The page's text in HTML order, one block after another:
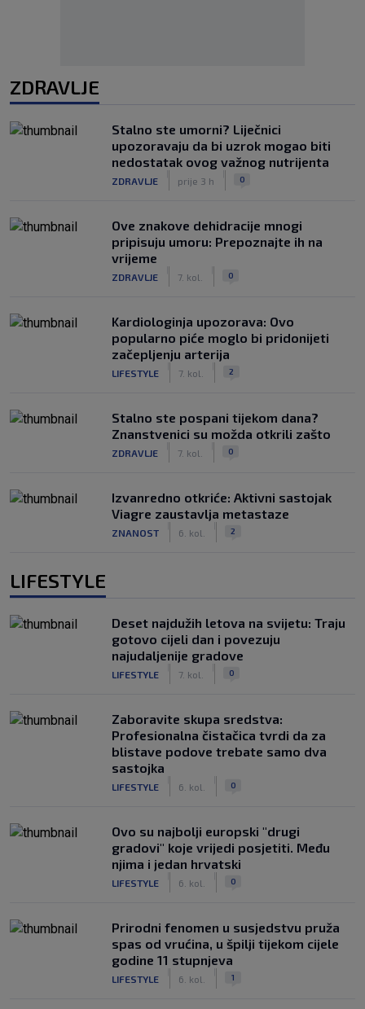
ZDRAVLJE
Stalno ste umorni? Liječnici
upozoravaju da bi uzrok mogao biti
nedostatak ovog važnog nutrijenta
ZDRAVLJE prije 3 h 0
Ove znakove dehidracije mnogi
pripisuju umoru: Prepoznajte ih na
vrijeme
ZDRAVLJE 7. kol. 0
Kardiologinja upozorava: Ovo
popularno piće moglo bi pridonijeti
začepljenju arterija
LIFESTYLE 7. kol. 2
Stalno ste pospani tijekom dana?
Znanstvenici su možda otkrili zašto
ZDRAVLJE 7. kol. 0
Izvanredno otkriće: Aktivni sastojak
Viagre zaustavlja metastaze
ZNANOST 6. kol. 2
LIFESTYLE
Deset najdužih letova na svijetu: Traju
gotovo cijeli dan i povezuju
najudaljenije gradove
LIFESTYLE 7. kol. 0
Zaboravite skupa sredstva:
Profesionalna čistačica tvrdi da za
blistave podove trebate samo dva
sastojka
LIFESTYLE 6. kol. 0
Ovo su najbolji europski "drugi
gradovi" koje vrijedi posjetiti. Među
njima i jedan hrvatski
LIFESTYLE 6. kol. 0
Prirodni fenomen u susjedstvu pruža
spas od vrućina, u špilji tijekom cijele
godine 11 stupnjeva
LIFESTYLE 6. kol. 1